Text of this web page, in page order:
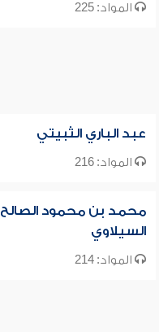
المواد: 225
عبد الباري الثبيتي
المواد: 216
محمد بن محمود الصالح
السيلاوي
المواد: 214